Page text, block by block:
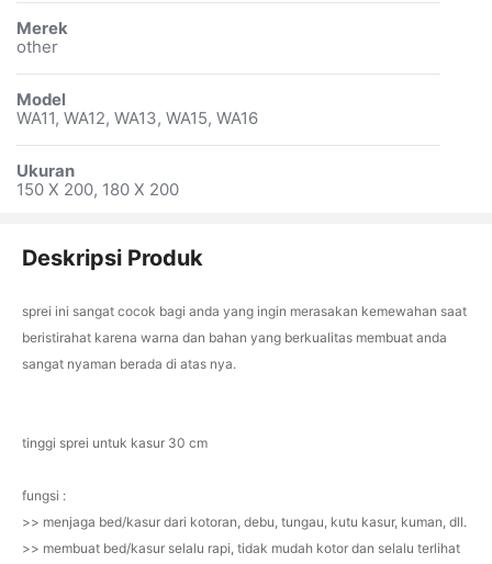
Merek
other
Model
WA11, WA12, WA13, WA15, WA16
Ukuran
150 X 200, 180 X 200
Deskripsi Produk
sprei ini sangat cocok bagi anda yang ingin merasakan kemewahan saat
beristirahat karena warna dan bahan yang berkualitas membuat anda
sangat nyaman berada di atas nya.
tinggi sprei untuk kasur 30 cm
fungsi :
>> menjaga bed/kasur dari kotoran, debu, tungau, kutu kasur, kuman, dll.
>> membuat bed/kasur selalu rapi, tidak mudah kotor dan selalu terlihat